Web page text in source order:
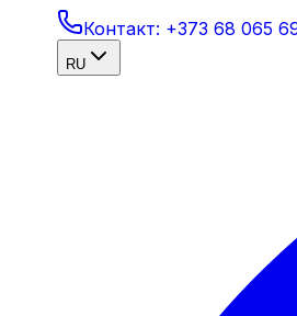
Контакт: +373 68 065
RU